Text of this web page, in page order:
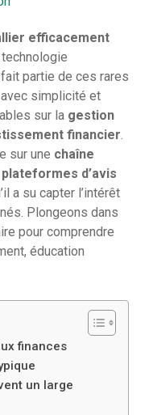
efficacement
fait partie de ces rares
simplicité et
sur la gestion
financier
sur une chaîne
plateformes d’avis
a su capter l’intérêt
Plongeons dans
pour comprendre
éducation
finances
un large